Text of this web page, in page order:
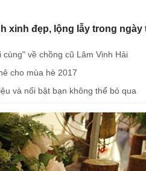
xinh đẹp, lộng lẫy trong ngày
về chồng cũ Lâm Vinh Hải
cho mùa hè 2017
và nổi bật bạn không thể bỏ qua